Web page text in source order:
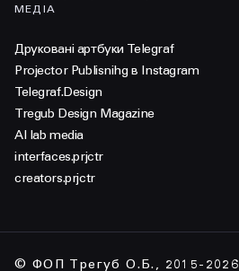
МЕДІА
Друковані артбуки Telegraf
Projector Publisnihg в Instagram
Telegraf.Design
Tregub Design Magazine
AI lab media
interfaces.prjctr
creators.prjctr
© ФОП Трегуб О.Б., 2015-2026